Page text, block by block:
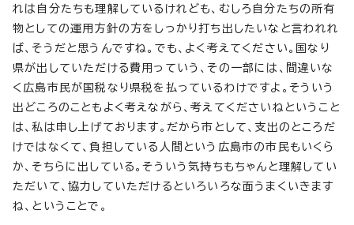
れは自分たちも理解しているけれども、むしろ自分たちの所有
物としての運用方針の方をしっかり打ち出したいなと言われれ
ば、そうだと思うんですね。でも、よく考えてください。国なり
県が出していただける費用っていう、その一部には、間違いな
く広島市民が国税なり県税を払っているわけですよ。そういう
出どころのこともよく考えながら、考えてくださいねということ
は、私は申し上げております。だから市として、支出のところだ
けではなくて、負担している人間という広島市の市民もいくら
か、そちらに出している。そういう気持ちもちゃんと理解してい
ただいて、協力していただけるといろいろな面うまくいきます
ね、ということで。